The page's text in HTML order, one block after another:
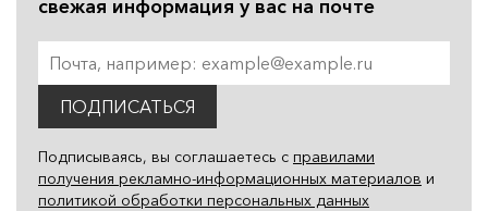
свежая информация у вас на почте
ПОДПИСАТЬСЯ
Подписываясь, вы соглашаетесь с правилами
получения рекламно-информационных материалов и
политикой обработки персональных данных